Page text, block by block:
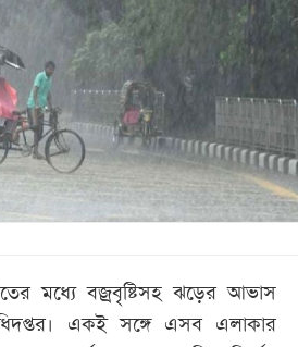
মধ্যে বজ্রবৃষ্টিসহ ঝড়ের আভাস
একই সঙ্গে এসব এলাকার